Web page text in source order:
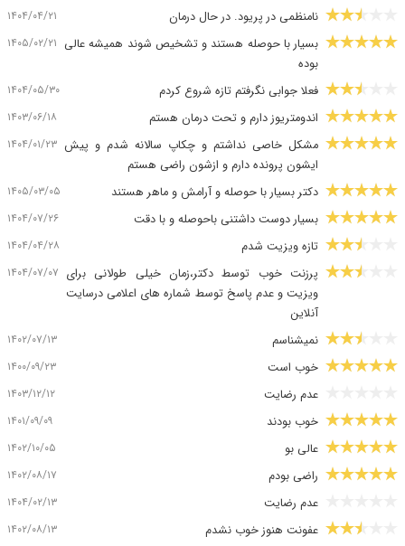
نامنظمی در پریود. در حال درمان ۱۴۰۴/۰۴/۲۱
بسیار با حوصله هستند و تشخیص شوند همیشه عالی
بوده
۱۴۰۵/۰۲/۲۱
فعلا جوابی نگرفتم تازه شروع کردم ۱۴۰۴/۰۵/۳۰
اندومتریوز دارم و تحت درمان هستم ۱۴۰۳/۰۶/۱۸
مشکل خاصی نداشتم و چکاپ سالانه شدم و پیش
ایشون پرونده دارم و ازشون راضی هستم
۱۴۰۴/۰۱/۲۳
دکتر بسیار با حوصله و آرامش و ماهر هستند ۱۴۰۵/۰۳/۰۵
بسیار دوست داشتنی باحوصله و با دقت ۱۴۰۴/۰۷/۲۶
تازه ویزیت شدم ۱۴۰۴/۰۴/۲۸
پرزنت خوب توسط دکتر،زمان خیلی طولانی برای
ویزیت و عدم پاسخ توسط شماره های اعلامی درسایت
آنلاین
۱۴۰۴/۰۷/۰۷
نمیشناسم ۱۴۰۲/۰۷/۱۳
خوب است ۱۴۰۰/۰۹/۲۳
عدم رضایت ۱۴۰۳/۱۲/۱۲
خوب بودند ۱۴۰۱/۰۹/۰۹
عالی بو ۱۴۰۲/۱۰/۰۵
راضی بودم ۱۴۰۲/۰۸/۱۷
عدم رضایت ۱۴۰۴/۰۲/۱۳
عفونت هنوز خوب نشدم ۱۴۰۲/۰۸/۱۳